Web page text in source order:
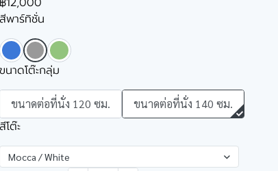
สีพาร์ทิชั่น
ขนาดโต๊ะกลุ่ม
ขนาดต่อที่นั่ง 120 ซม. ขนาดต่อที่นั่ง 140 ซม.
สีโต๊ะ
Mocca / White